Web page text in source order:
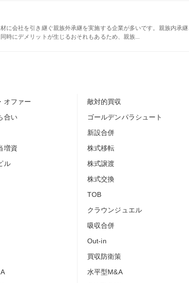
に会社を引き継ぐ親族外承継を実施する企業が多いです。親族内承継
時にデメリットが生じるおそれもあるため、親族...
オファー
敵対的買収
合い
ゴールデンパラシュート
新設合併
増資
株式移転
ル
株式譲渡
株式交換
TOB
クラウンジュエル
吸収合併
Out-in
買収防衛策
水平型M&A